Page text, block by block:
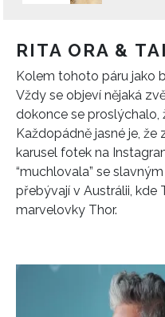
RITA ORA &
Kolem tohoto páru jako
Vždy se objeví nějaká
dokonce se proslýchalo,
Každopádně jasné je,
karusel fotek na
“muchlovala” se
přebývají v Austrálii, kde
marvelovky Thor.